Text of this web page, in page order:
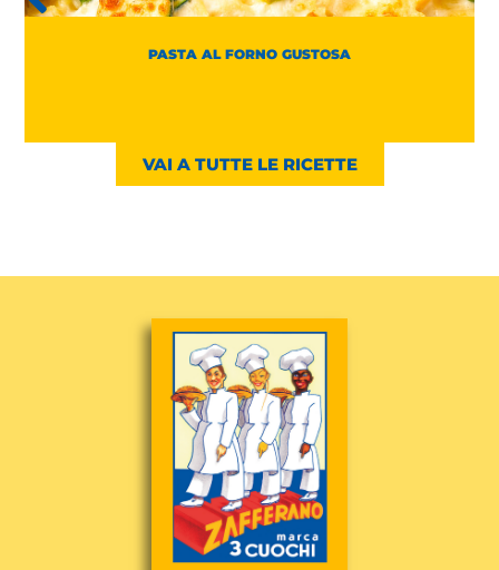
PASTA AL FORNO GUSTOSA
VAI A TUTTE LE RICETTE